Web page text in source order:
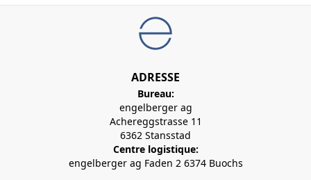
ADRESSE
Bureau:
engelberger ag
Achereggstrasse 11
6362 Stansstad
Centre logistique:
engelberger ag Faden 2 6374 Buochs